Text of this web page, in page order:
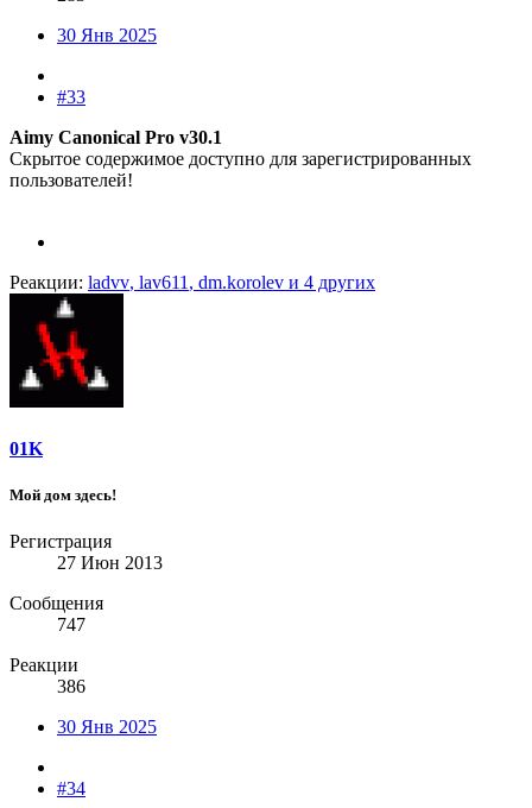
30 Янв 2025
#33
Aimy Canonical Pro v30.1
Скрытое содержимое доступно для зарегистрированных
пользователей!
Реакции: ladvv, lav611 , dm.korolev и 4 других
01K
Мой дом здесь!
Регистрация
27 Июн 2013
Сообщения
747
Реакции
386
30 Янв 2025
#34